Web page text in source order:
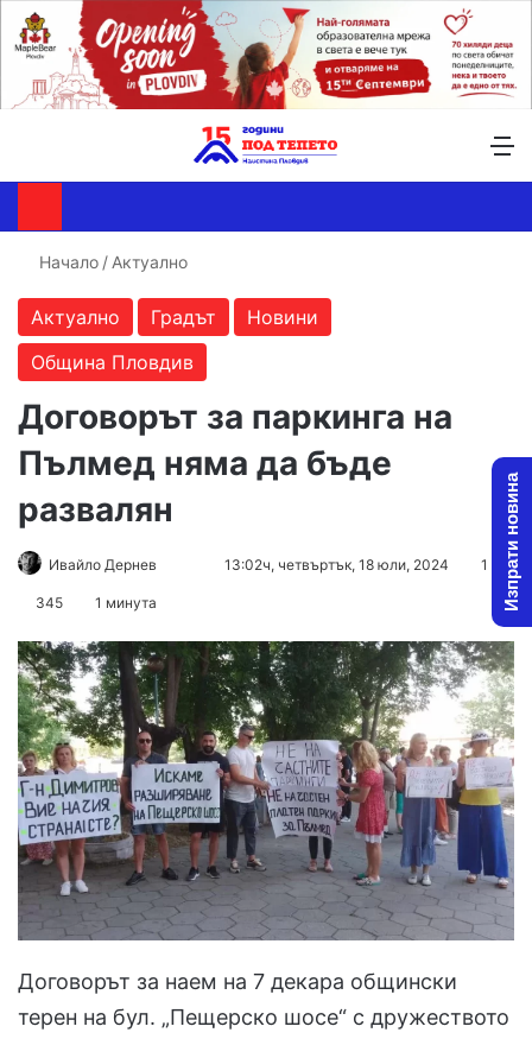
Начало / Актуално
Актуално Градът
Новини
Община Пловдив
Договорът за паркинга на
Пълмед няма да бъде
развалян
Ивайло Дернев
Send13:02ч, четвъртък, 18 юли, 2024 1
345 1 минута
Договорът за наем на 7 декара общински
терен на бул. „Пещерско шосе“ с дружеството
Изпрати новина